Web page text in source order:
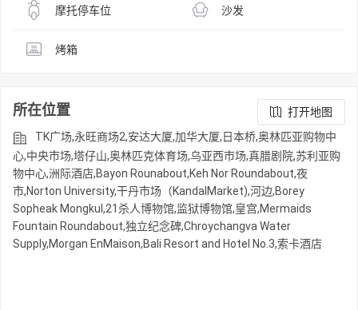
摩托停车位 沙发
烤箱
所在位置
打开地图
TK广场,永旺商场2,安达大厦,加华大厦,日本桥,奥林匹亚购物中
心,中央市场,塔仔山,奥林匹克体育场,乌亚西市场,真腊剧院,苏利亚购
物中心,洲际酒店,Bayon Rounabout,Keh Nor Roundabout,夜
市,Norton University,干丹市场（KandalMarket),河边,Borey
Sopheak Mongkul,21杀人博物馆,监狱博物馆,皇宫,Mermaids
Fountain Roundabout,独立纪念碑,Chroychangva Water
Supply,Morgan EnMaison,Bali Resort and Hotel No.3,索卡酒店